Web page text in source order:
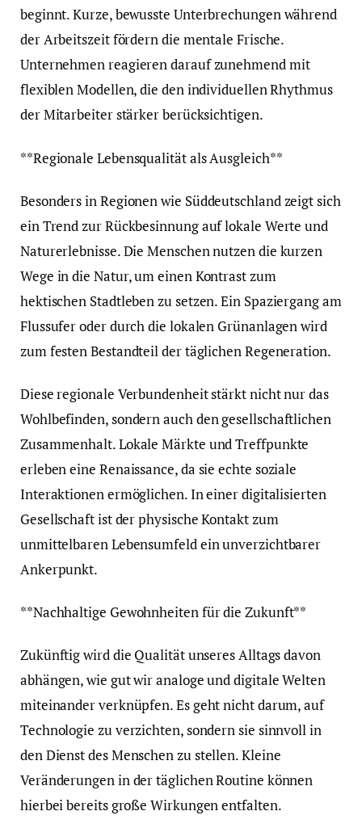
beginnt. Kurze, bewusste Unterbrechungen während
der Arbeitszeit fördern die mentale Frische.
Unternehmen reagieren darauf zunehmend mit
flexiblen Modellen, die den individuellen Rhythmus
der Mitarbeiter stärker berücksichtigen.
**Regionale Lebensqualität als Ausgleich**
Besonders in Regionen wie Süddeutschland zeigt sich
ein Trend zur Rückbesinnung auf lokale Werte und
Naturerlebnisse. Die Menschen nutzen die kurzen
Wege in die Natur, um einen Kontrast zum
hektischen Stadtleben zu setzen. Ein Spaziergang am
Flussufer oder durch die lokalen Grünanlagen wird
zum festen Bestandteil der täglichen Regeneration.
Diese regionale Verbundenheit stärkt nicht nur das
Wohlbefinden, sondern auch den gesellschaftlichen
Zusammenhalt. Lokale Märkte und Treffpunkte
erleben eine Renaissance, da sie echte soziale
Interaktionen ermöglichen. In einer digitalisierten
Gesellschaft ist der physische Kontakt zum
unmittelbaren Lebensumfeld ein unverzichtbarer
Ankerpunkt.
**Nachhaltige Gewohnheiten für die Zukunft**
Zukünftig wird die Qualität unseres Alltags davon
abhängen, wie gut wir analoge und digitale Welten
miteinander verknüpfen. Es geht nicht darum, auf
Technologie zu verzichten, sondern sie sinnvoll in
den Dienst des Menschen zu stellen. Kleine
Veränderungen in der täglichen Routine können
hierbei bereits große Wirkungen entfalten.